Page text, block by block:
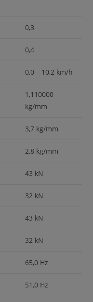
0,3
0,4
0,0 – 10,2 km/h
1,110000
kg/mm
3,7 kg/mm
2,8 kg/mm
43 kN
32 kN
43 kN
32 kN
65,0 Hz
51,0 Hz